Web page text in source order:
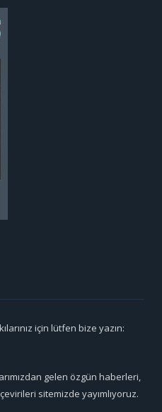
için lütfen bize yazın:
gelen özgün haberleri,
sitemizde yayımlıyoruz.